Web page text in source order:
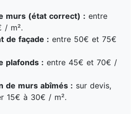
murs (état correct) : entre
/ m².
de façade : entre 50€ et 75€
plafonds : entre 45€ et 70€ /
de murs abîmés : sur devis,
15€ à 30€ / m².